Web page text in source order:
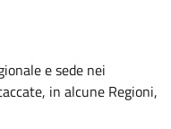
e sede nei
in alcune Regioni,